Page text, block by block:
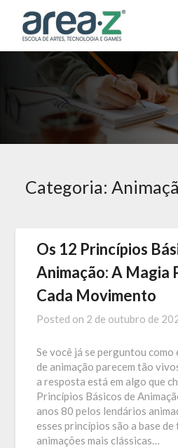
Categoria:
Os 12 Princípios
Animação: A Magia
Cada Movimento
Posted on 2 de outubro de
Se você já se perguntou como
de animação parecem tão
a resposta está em algo que
Princípios Básicos de
anos 80 pelos lendários
esses princípios são a base de
animações mais clássicas…